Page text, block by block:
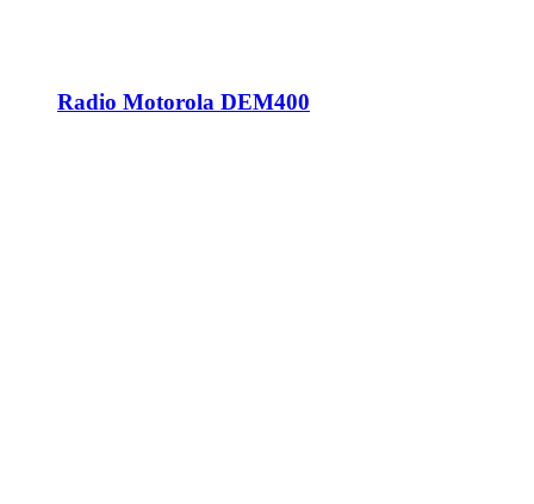
Radio Motorola DEM400